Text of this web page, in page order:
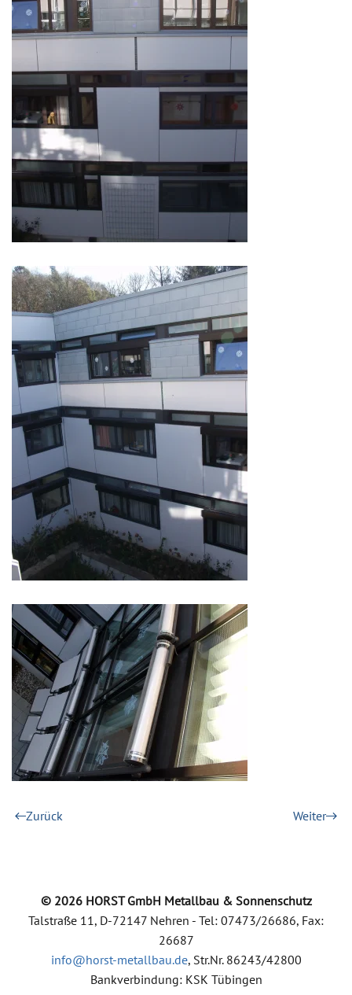
Zurück Weiter
© 2026HORST GmbH Metallbau & Sonnenschutz
Talstraße 11, D-72147 Nehren - Tel: 07473/26686, Fax:
26687
info@horst-metallbau.de, Str.Nr. 86243/42800
Bankverbindung: KSK Tübingen